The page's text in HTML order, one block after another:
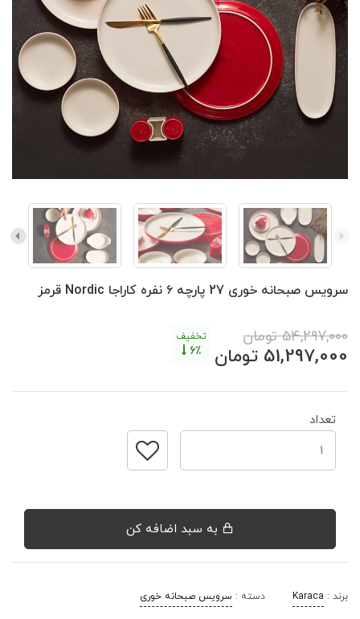
سرویس صبحانه خوری 27 پارچه ۶ نفره کاراجا Nordic قرمز
54,297,000 تومان
51,297,000 تومان
تخفیف
6٪
تعداد
برند : Karaca دسته : سرویس صبحانه خوری